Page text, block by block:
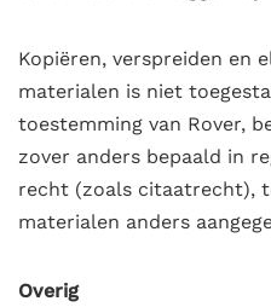
Kopiëren, verspreiden en
materialen is niet
toestemming van Rover,
zover anders bepaald in
recht (zoals citaatrecht),
materialen anders
Overig